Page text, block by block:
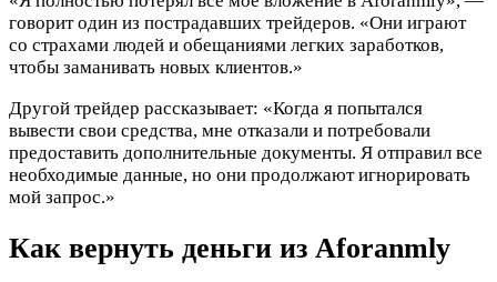
говорит один из пострадавших трейдеров. «Они играют
со страхами людей и обещаниями легких заработков,
чтобы заманивать новых клиентов.»
Другой трейдер рассказывает: «Когда я попытался
вывести свои средства, мне отказали и потребовали
предоставить дополнительные документы. Я отправил все
необходимые данные, но они продолжают игнорировать
мой запрос.»
Как вернуть деньги из Aforanmly